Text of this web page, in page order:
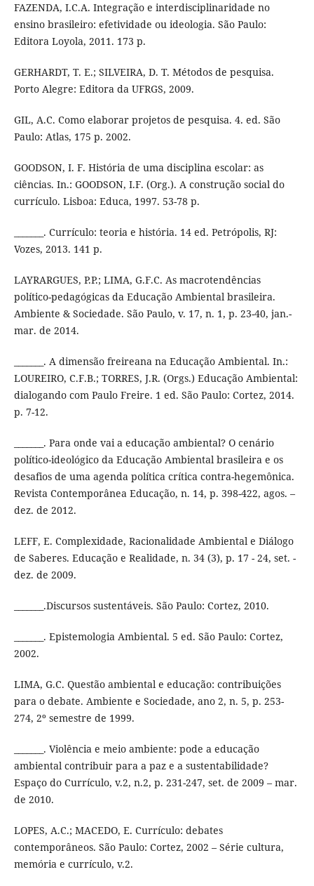
FAZENDA, I.C.A. Integração e interdisciplinaridade no
ensino brasileiro: efetividade ou ideologia. São Paulo:
Editora Loyola, 2011. 173 p.
GERHARDT, T. E.; SILVEIRA, D. T. Métodos de pesquisa.
Porto Alegre: Editora da UFRGS, 2009.
GIL, A.C. Como elaborar projetos de pesquisa. 4. ed. São
Paulo: Atlas, 175 p. 2002.
GOODSON, I. F. História de uma disciplina escolar: as
ciências. In.: GOODSON, I.F. (Org.). A construção social do
currículo. Lisboa: Educa, 1997. 53-78 p.
_______. Currículo: teoria e história. 14 ed. Petrópolis, RJ:
Vozes, 2013. 141 p.
LAYRARGUES, P.P.; LIMA, G.F.C. As macrotendências
político-pedagógicas da Educação Ambiental brasileira.
Ambiente & Sociedade. São Paulo, v. 17, n. 1, p. 23-40, jan.-
mar. de 2014.
_______. A dimensão freireana na Educação Ambiental. In.:
LOUREIRO, C.F.B.; TORRES, J.R. (Orgs.) Educação Ambiental:
dialogando com Paulo Freire. 1 ed. São Paulo: Cortez, 2014.
p. 7-12.
_______. Para onde vai a educação ambiental? O cenário
político-ideológico da Educação Ambiental brasileira e os
desafios de uma agenda política crítica contra-hegemônica.
Revista Contemporânea Educação, n. 14, p. 398-422, agos. –
dez. de 2012.
LEFF, E. Complexidade, Racionalidade Ambiental e Diálogo
de Saberes. Educação e Realidade, n. 34 (3), p. 17 - 24, set. -
dez. de 2009.
_______.Discursos sustentáveis. São Paulo: Cortez, 2010.
_______. Epistemologia Ambiental. 5 ed. São Paulo: Cortez,
2002.
LIMA, G.C. Questão ambiental e educação: contribuições
para o debate. Ambiente e Sociedade, ano 2, n. 5, p. 253-
274, 2º semestre de 1999.
_______. Violência e meio ambiente: pode a educação
ambiental contribuir para a paz e a sustentabilidade?
Espaço do Currículo, v.2, n.2, p. 231-247, set. de 2009 – mar.
de 2010.
LOPES, A.C.; MACEDO, E. Currículo: debates
contemporâneos. São Paulo: Cortez, 2002 – Série cultura,
memória e currículo, v.2.